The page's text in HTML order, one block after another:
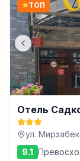
★ТОП
Отель
ул.
9.1